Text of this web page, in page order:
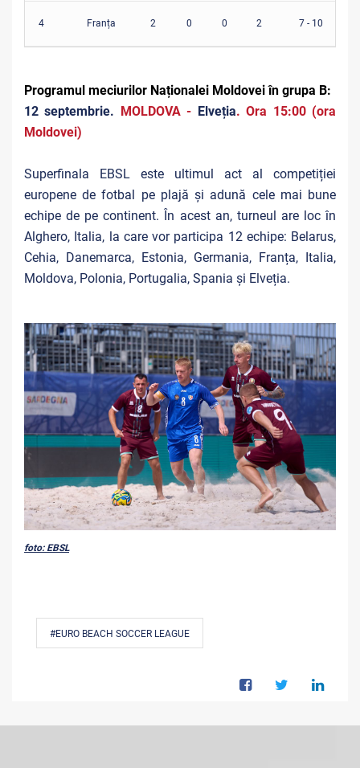
4 Franța 2 0 0 2 7 - 10
Programul meciurilor Naționalei Moldovei în grupa B:
12 septembrie. MOLDOVA - Elveția. Ora 15:00 (ora
Moldovei)
Superfinala EBSL este ultimul act al competiției
europene de fotbal pe plajă și adună cele mai bune
echipe de pe continent. În acest an, turneul are loc în
Alghero, Italia, la care vor participa 12 echipe: Belarus,
Cehia, Danemarca, Estonia, Germania, Franța, Italia,
Moldova, Polonia, Portugalia, Spania și Elveția.
foto: EBSL
#EURO BEACH SOCCER LEAGUE